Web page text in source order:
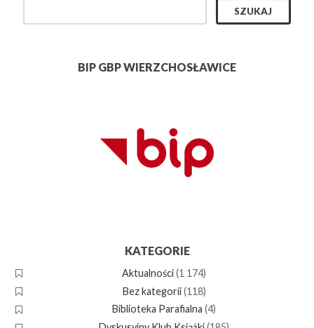
BIP GBP WIERZCHOSŁAWICE
KATEGORIE
Aktualności(1 174)
Bez kategorii(118)
Biblioteka Parafialna (4)